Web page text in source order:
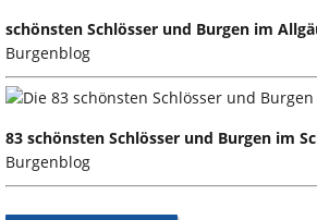
schönsten Schlösser und Burgen im
Burgenblog
83 schönsten Schlösser und Burgen im
Burgenblog